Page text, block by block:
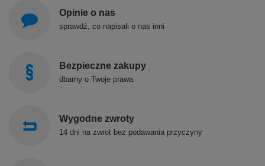
Opinie o nas
sprawdź, co napisali o nas inni
Bezpieczne zakupy
dbamy o Twoje prawa
Wygodne zwroty
14 dni na zwrot bez podawania przyczyny